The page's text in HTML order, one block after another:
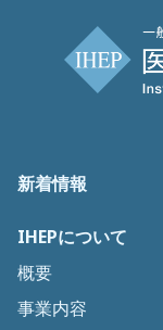
新着情報
IHEPについて
概要
事業内容